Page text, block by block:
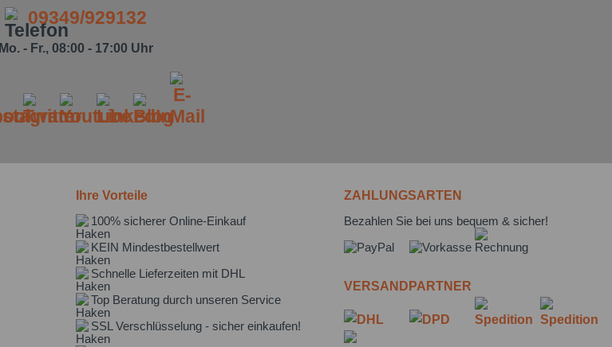
09349/929132
Mo. - Fr., 08:00 - 17:00 Uhr
Ihre Vorteile
100% sicherer Online-Einkauf
KEIN Mindestbestellwert
Schnelle Lieferzeiten mit DHL
Top Beratung durch unseren Service
SSL Verschlüsselung - sicher einkaufen!
ZAHLUNGSARTEN
Bezahlen Sie bei uns bequem & sicher!
VERSANDPARTNER